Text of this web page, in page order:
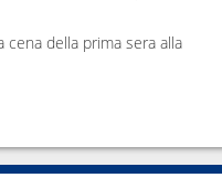
cena della prima sera alla